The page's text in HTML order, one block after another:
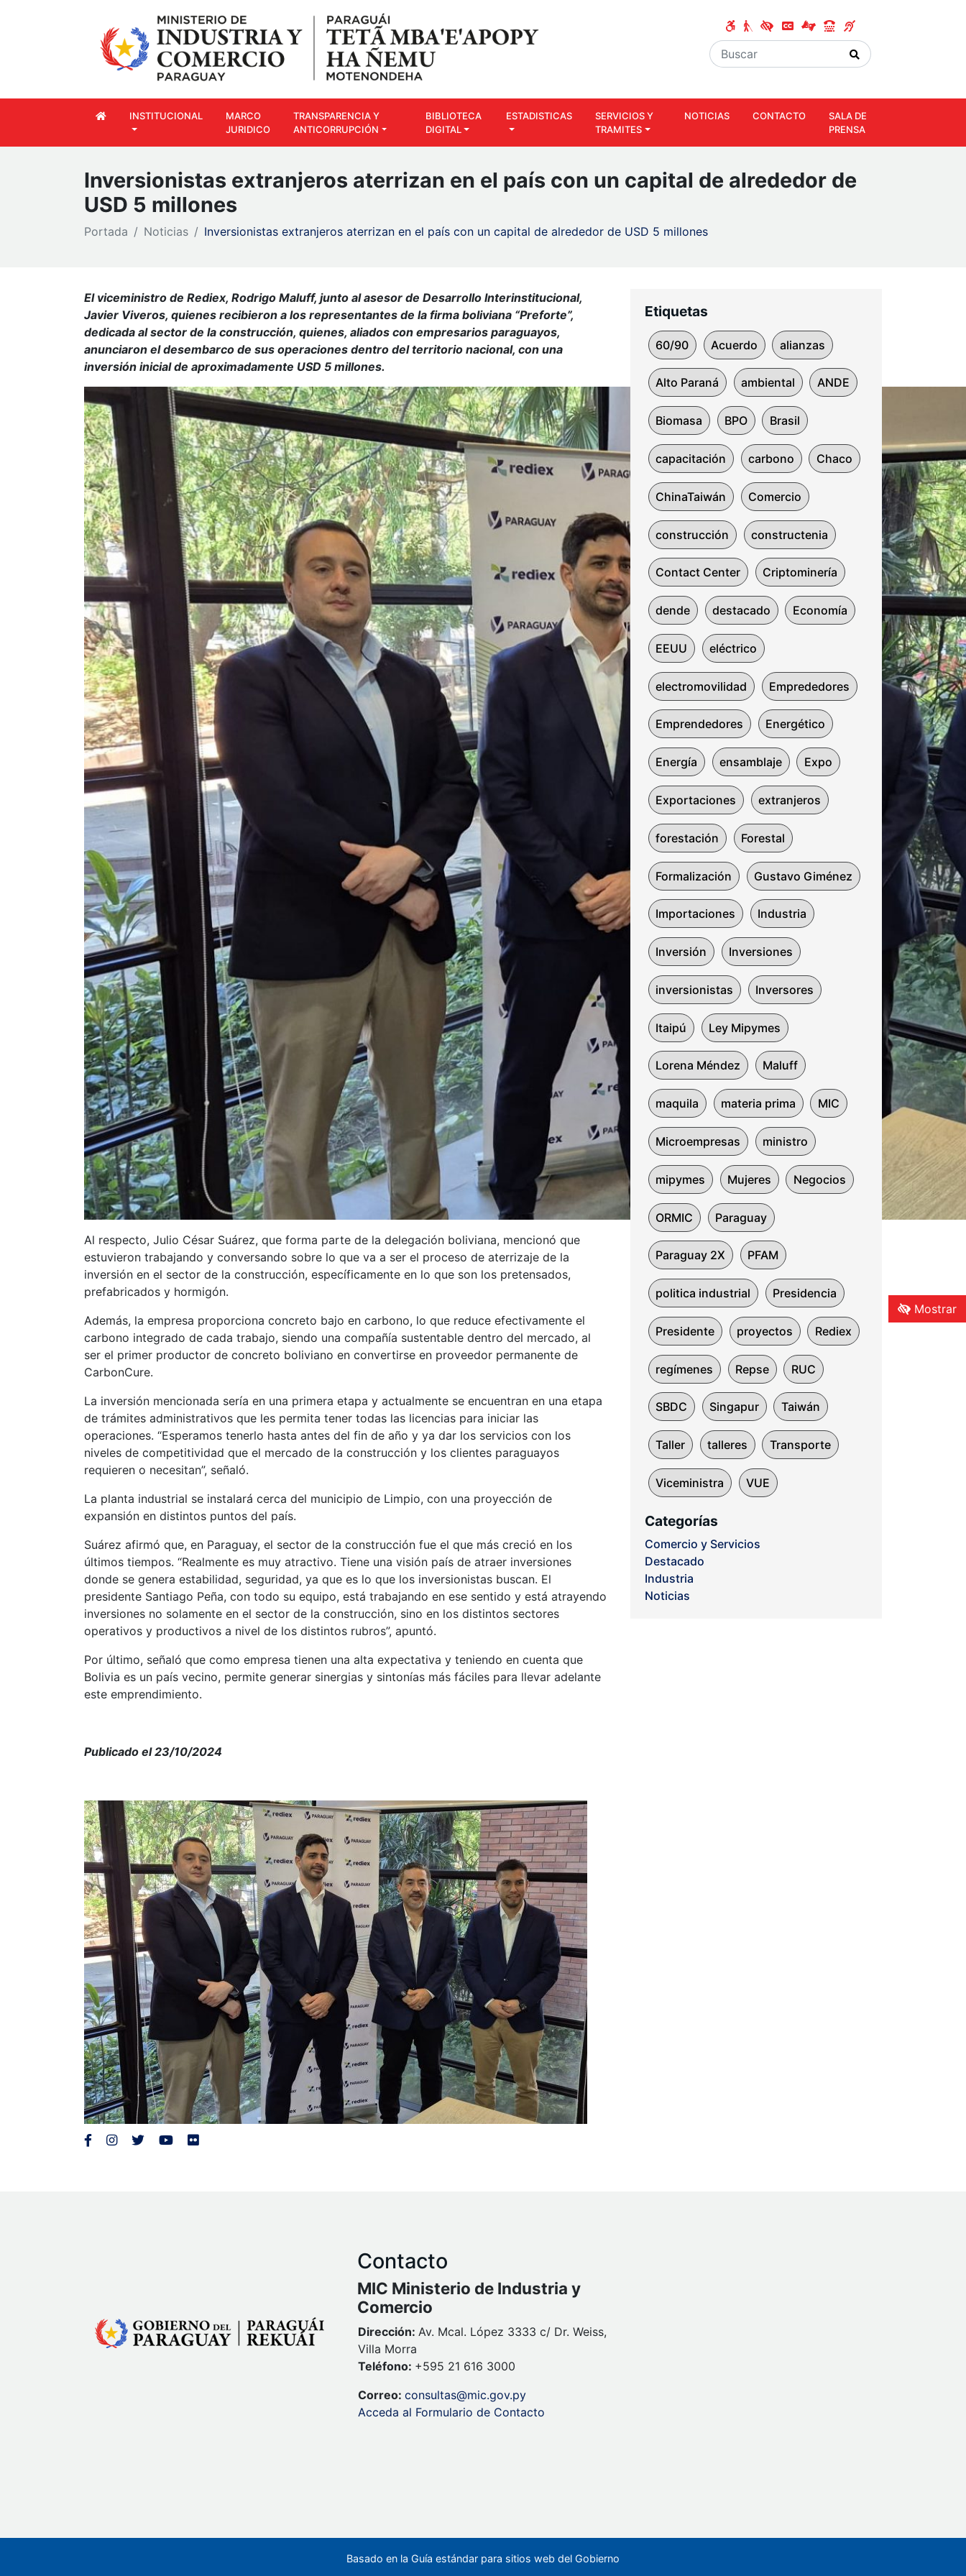
INSTITUCIONAL
MARCO
JURIDICO
TRANSPARENCIA Y
ANTICORRUPCIÓN
BIBLIOTECA
DIGITAL
ESTADISTICAS
SERVICIOS Y
TRAMITES
NOTICIAS CONTACTO
SALA DE
PRENSA
Mostrar
Inversionistas extranjeros aterrizan en el país con un capital de alrededor de
USD 5 millones
Portada Noticias Inversionistas extranjeros aterrizan en el país con un capital de alrededor de USD 5 millones
El viceministro de Rediex, Rodrigo Maluff, junto al asesor de Desarrollo Interinstitucional,
Javier Viveros, quienes recibieron a los representantes de la firma boliviana “Preforte”,
dedicada al sector de la construcción, quienes, aliados con empresarios paraguayos,
anunciaron el desembarco de sus operaciones dentro del territorio nacional, con una
inversión inicial de aproximadamente USD 5 millones.
Al respecto, Julio César Suárez, que forma parte de la delegación boliviana, mencionó que
estuvieron trabajando y conversando sobre lo que va a ser el proceso de aterrizaje de la
inversión en el sector de la construcción, específicamente en lo que son los pretensados,
prefabricados y hormigón.
Además, la empresa proporciona concreto bajo en carbono, lo que reduce efectivamente el
carbono integrado de cada trabajo, siendo una compañía sustentable dentro del mercado, al
ser el primer productor de concreto boliviano en convertirse en proveedor permanente de
CarbonCure.
La inversión mencionada sería en una primera etapa y actualmente se encuentran en una etapa
de trámites administrativos que les permita tener todas las licencias para iniciar las
operaciones. “Esperamos tenerlo hasta antes del fin de año y ya dar los servicios con los
niveles de competitividad que el mercado de la construcción y los clientes paraguayos
requieren o necesitan”, señaló.
La planta industrial se instalará cerca del municipio de Limpio, con una proyección de
expansión en distintos puntos del país.
Suárez afirmó que, en Paraguay, el sector de la construcción fue el que más creció en los
últimos tiempos. “Realmente es muy atractivo. Tiene una visión país de atraer inversiones
donde se genera estabilidad, seguridad, ya que es lo que los inversionistas buscan. El
presidente Santiago Peña, con todo su equipo, está trabajando en ese sentido y está atrayendo
inversiones no solamente en el sector de la construcción, sino en los distintos sectores
operativos y productivos a nivel de los distintos rubros”, apuntó.
Por último, señaló que como empresa tienen una alta expectativa y teniendo en cuenta que
Bolivia es un país vecino, permite generar sinergias y sintonías más fáciles para llevar adelante
este emprendimiento.
Publicado el 23/10/2024
Etiquetas
60/90 Acuerdo alianzas
Alto Paraná ambiental ANDE
Biomasa BPO Brasil
capacitación carbono Chaco
ChinaTaiwán Comercio
construcción constructenia
Contact Center Criptominería
dende destacado Economía
EEUU eléctrico
electromovilidad Emprededores
Emprendedores Energético
Energía ensamblaje Expo
Exportaciones extranjeros
forestación Forestal
Formalización Gustavo Giménez
Importaciones Industria
Inversión Inversiones
inversionistas Inversores
Itaipú Ley Mipymes
Lorena Méndez Maluff
maquila materia prima MIC
Microempresas ministro
mipymes Mujeres Negocios
ORMIC Paraguay
Paraguay 2X PFAM
politica industrial Presidencia
Presidente proyectos Rediex
regímenes Repse RUC
SBDC Singapur Taiwán
Taller talleres Transporte
Viceministra VUE
Categorías
Comercio y Servicios
Destacado
Industria
Noticias
Contacto
MIC Ministerio de Industria y
Comercio
Dirección: Av. Mcal. López 3333 c/ Dr. Weiss,
Villa Morra
Teléfono: +595 21 616 3000
Correo: consultas@mic.gov.py
Acceda al Formulario de Contacto
Basado en la Guía estándar para sitios web del Gobierno